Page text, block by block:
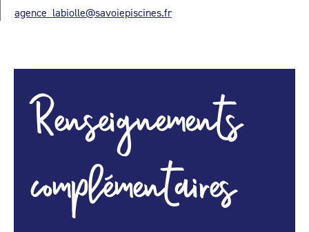
agence_labiolle@savoiepiscines.fr
Renseignements
complémentaires